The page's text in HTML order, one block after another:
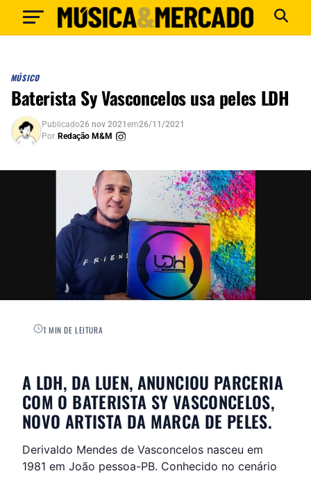
MÚSICO
Baterista Sy Vasconcelos usa peles LDH
Publicado26 nov 2021em26/11/2021
Por Redação M&M
1 MIN DE LEITURA
A LDH, DA LUEN, ANUNCIOU PARCERIA
COM O BATERISTA SY VASCONCELOS,
NOVO ARTISTA DA MARCA DE PELES.
Derivaldo Mendes de Vasconcelos nasceu em
1981 em João pessoa-PB. Conhecido no cenário